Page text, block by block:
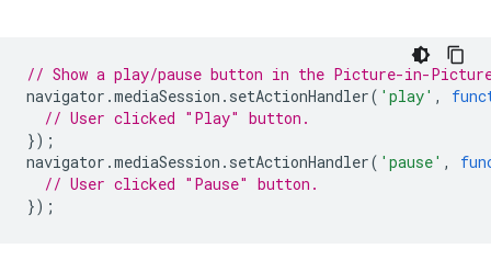
// Show a play/pause button in the Picture-in-Picture
navigator .mediaSession . setActionHandler( 'play' ,
// User clicked "Play" button.
});
navigator .mediaSession . setActionHandler( 'pause' ,
// User clicked "Pause" button.
});